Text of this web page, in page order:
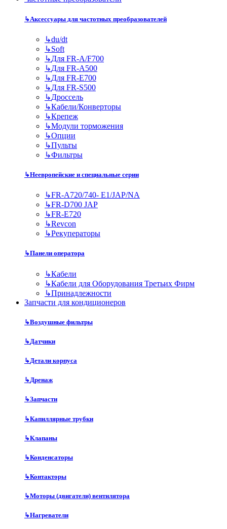
↳Аксессуары для частотных преобразователей
↳du/dt
↳Soft
↳Для FR-A/F700
↳Для FR-A500
↳Для FR-E700
↳Для FR-S500
↳Дроссель
↳Кабели/Конверторы
↳Крепеж
↳Модули торможения
↳Опции
↳Пульты
↳Фильтры
↳Неевропейские и специальные серии
↳FR-A720/740- E1/JAP/NA
↳FR-D700 JAP
↳FR-E720
↳Revcon
↳Рекуператоры
↳Панели оператора
↳Кабели
↳Кабели для Оборудования Третьих Фирм
↳Принадлежности
Запчасти для кондиционеров
↳Воздушные фильтры
↳Датчики
↳Детали корпуса
↳Дренаж
↳Запчасти
↳Капиллярные трубки
↳Клапаны
↳Конденсаторы
↳Контакторы
↳Моторы (двигатели) вентилятора
↳Нагреватели